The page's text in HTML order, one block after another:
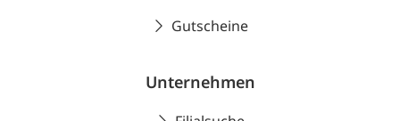
Gutscheine
Unternehmen